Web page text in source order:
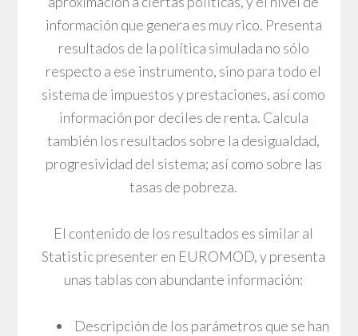
información que genera es muy rico. Presenta
resultados de la política simulada no sólo
respecto a ese instrumento, sino para todo el
sistema de impuestos y prestaciones, así como
información por deciles de renta. Calcula
también los resultados sobre la desigualdad,
progresividad del sistema; así como sobre las
tasas de pobreza.
El contenido de los resultados es similar al
Statistic presenter en EUROMOD, y presenta
unas tablas con abundante información:
Descripción de los parámetros que se han